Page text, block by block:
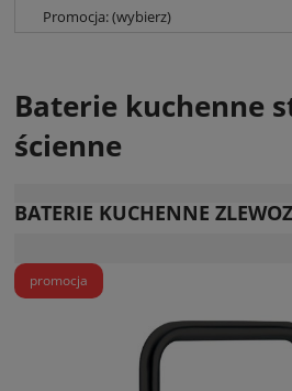
Promocja: (wybierz)
Baterie kuchenne
ścienne
BATERIE KUCHENNE
promocja